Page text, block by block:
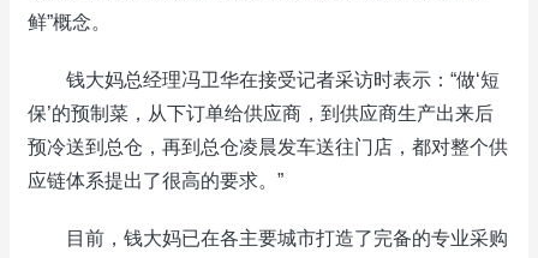
鲜”概念。
钱大妈总经理冯卫华在接受记者采访时表示：“做‘短
保’的预制菜，从下订单给供应商，到供应商生产出来后
预冷送到总仓，再到总仓凌晨发车送往门店，都对整个供
应链体系提出了很高的要求。”
目前，钱大妈已在各主要城市打造了完备的专业采购